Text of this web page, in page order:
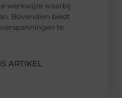
werkwijze waarbij
Bovendien biedt
te
ARTIKEL